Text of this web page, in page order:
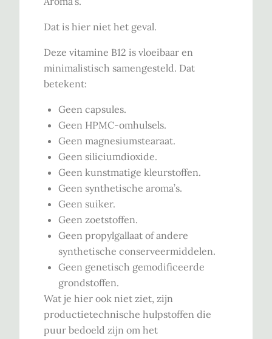
Dat is hier niet het geval.
Deze vitamine B12 is vloeibaar en
minimalistisch samengesteld. Dat
betekent:
Geen capsules.
Geen HPMC-omhulsels.
Geen magnesiumstearaat.
Geen siliciumdioxide.
Geen kunstmatige kleurstoffen.
Geen synthetische aroma’s.
Geen suiker.
Geen zoetstoffen.
Geen propylgallaat of andere
synthetische conserveermiddelen.
Geen genetisch gemodificeerde
grondstoffen.
Wat je hier ook niet ziet, zijn
productietechnische hulpstoffen die
puur bedoeld zijn om het